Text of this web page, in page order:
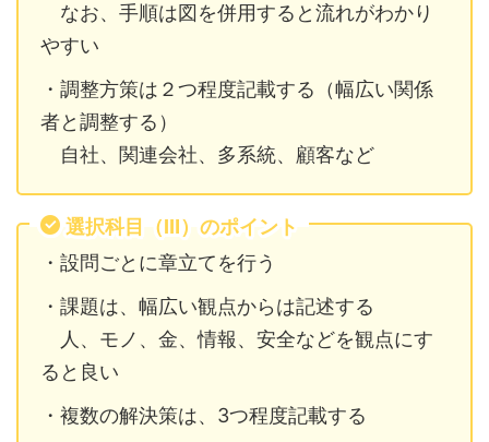
なお、手順は図を併用すると流れがわかり
やすい
・調整方策は２つ程度記載する（幅広い関係
者と調整する）
自社、関連会社、多系統、顧客など
選択科目（Ⅲ）のポイント
・設問ごとに章立てを行う
・課題は、幅広い観点からは記述する
人、モノ、金、情報、安全などを観点にす
ると良い
・複数の解決策は、3つ程度記載する